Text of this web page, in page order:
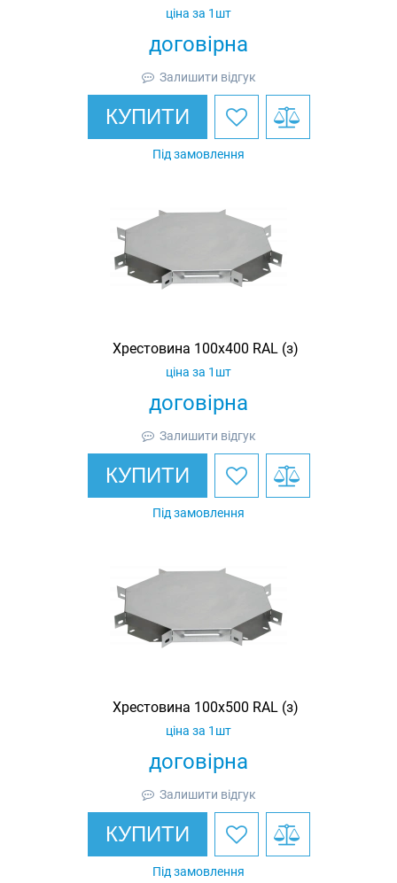
договірна
ціна за 1шт
Залишити відгук
КУПИТИ
Під замовлення
Хрестовина 100х400 RAL (з)
договірна
ціна за 1шт
Залишити відгук
КУПИТИ
Під замовлення
Хрестовина 100х500 RAL (з)
договірна
ціна за 1шт
Залишити відгук
КУПИТИ
Під замовлення